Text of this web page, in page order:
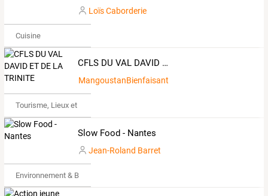
Loïs Caborderie
Cuisine
CFLS DU VAL DAVID ET DE LA TRINITE
MangoustanBienfaisant783150
Tourisme, Lieux et Événements
Slow Food - Nantes
Jean-Roland Barret
Environnement & Bio